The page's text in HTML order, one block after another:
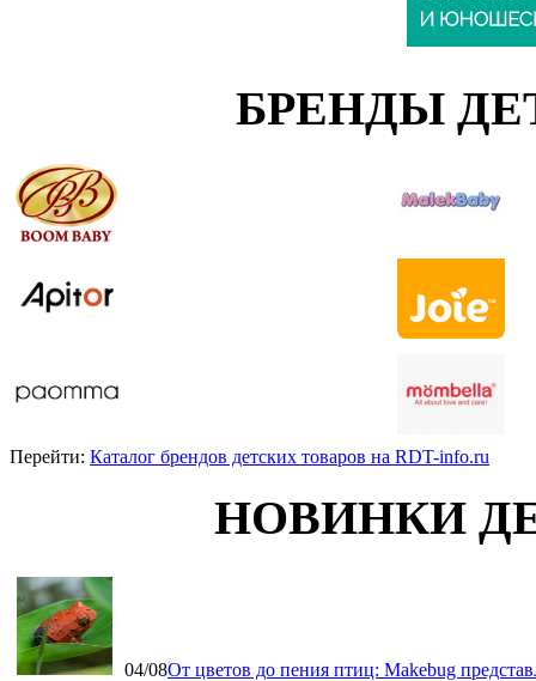
БРЕНДЫ
Перейти: Каталог брендов детских товаров на RDT-info.ru
НОВИНКИ
04/08От цветов до пения птиц: Makebug